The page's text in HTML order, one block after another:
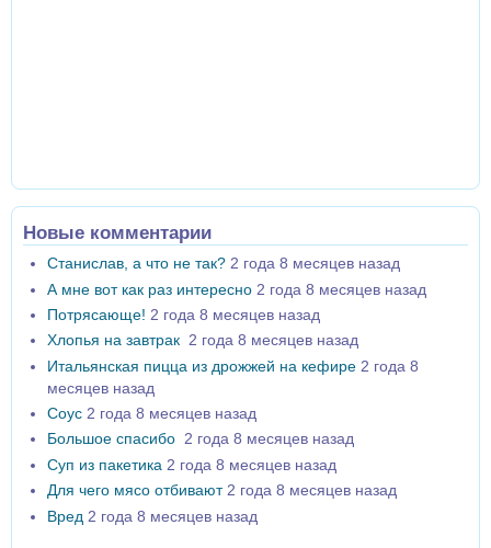
Новые комментарии
Станислав, а что не так? 2 года 8 месяцев назад
А мне вот как раз интересно 2 года 8 месяцев назад
Потрясающе! 2 года 8 месяцев назад
Хлопья на завтрак 2 года 8 месяцев назад
Итальянская пицца из дрожжей на кефире 2 года 8
месяцев назад
Соус 2 года 8 месяцев назад
Большое спасибо 2 года 8 месяцев назад
Суп из пакетика 2 года 8 месяцев назад
Для чего мясо отбивают 2 года 8 месяцев назад
Вред 2 года 8 месяцев назад